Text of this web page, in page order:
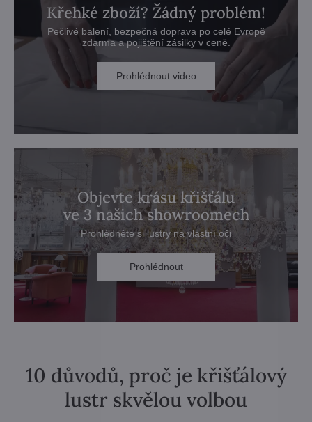
Křehké zboží? Žádný problém!
Pečlivé balení, bezpečná doprava po celé Evropě
zdarma a pojištění zásilky v ceně.
Prohlédnout video
Objevte krásu křišťálu
ve 3 našich showroomech
Prohlédněte si lustry na vlastní oči
Prohlédnout
10 důvodů, proč je křišťálový
lustr skvělou volbou